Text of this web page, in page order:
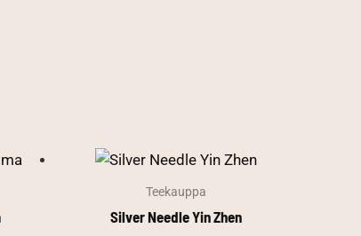
Teekauppa
Silver Needle Yin Zhen